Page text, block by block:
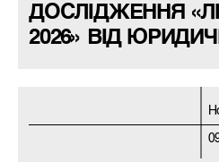
ДОСЛІДЖЕННЯ
2026» ВІД